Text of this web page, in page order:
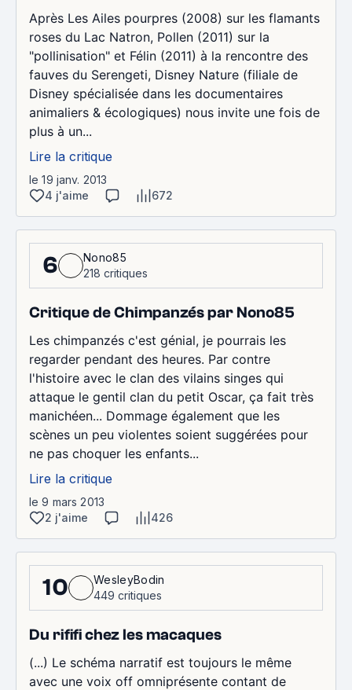
Après Les Ailes pourpres (2008) sur les flamants
roses du Lac Natron, Pollen (2011) sur la
"pollinisation" et Félin (2011) à la rencontre des
fauves du Serengeti, Disney Nature (filiale de
Disney spécialisée dans les documentaires
animaliers & écologiques) nous invite une fois de
plus à un...
Lire la critique
le 19 janv. 2013
4 j'aime
672
6
Nono85
218 critiques
Critique de Chimpanzés par Nono85
Les chimpanzés c'est génial, je pourrais les
regarder pendant des heures. Par contre
l'histoire avec le clan des vilains singes qui
attaque le gentil clan du petit Oscar, ça fait très
manichéen... Dommage également que les
scènes un peu violentes soient suggérées pour
ne pas choquer les enfants...
Lire la critique
le 9 mars 2013
2 j'aime
426
10
WesleyBodin
449 critiques
Du rififi chez les macaques
(...) Le schéma narratif est toujours le même
avec une voix off omniprésente contant de